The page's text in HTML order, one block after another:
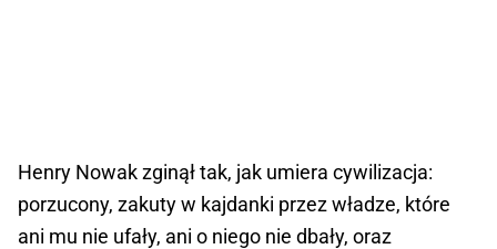
Henry Nowak zginął tak, jak umiera cywilizacja:
porzucony, zakuty w kajdanki przez władze, które
ani mu nie ufały, ani o niego nie dbały, oraz